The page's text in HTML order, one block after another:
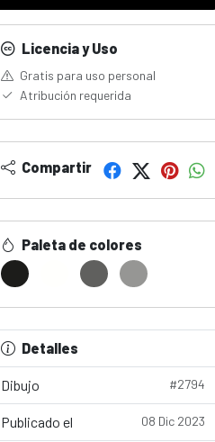
Licencia y Uso
Gratis para uso personal
Atribución requerida
Compartir
Paleta de colores
Detalles
Dibujo #2794
Publicado el 08 Dic 2023